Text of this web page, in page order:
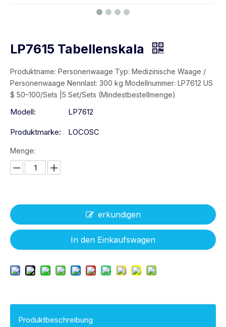
LP7615 Tabellenskala
Produktname: Personenwaage Typ: Medizinische Waage /
Personenwaage Nennlast: 300 kg Modellnummer: LP7612 US
$ 50–100/Sets |5 Set/Sets (Mindestbestellmenge)
Modell: LP7612
Produktmarke: LOCOSC
Menge:
erkundigen
In den Einkaufswagen
Produktbeschreibung